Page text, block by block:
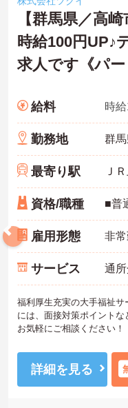
【群馬県／高
時給100円UP♪
求人です《パー
給料 時
勤務地
最寄り駅
資格/職種
雇用形態
サービス 通所
福利厚生充実の大手福祉
には、面接対策ポイント
お気軽にご相談ください！
詳細を見る